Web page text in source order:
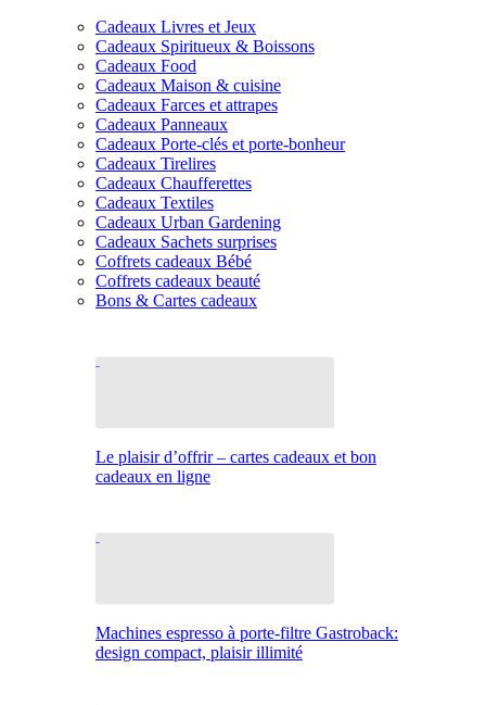
Cadeaux Livres et Jeux
Cadeaux Spiritueux & Boissons
Cadeaux Food
Cadeaux Maison & cuisine
Cadeaux Farces et attrapes
Cadeaux Panneaux
Cadeaux Porte-clés et porte-bonheur
Cadeaux Tirelires
Cadeaux Chaufferettes
Cadeaux Textiles
Cadeaux Urban Gardening
Cadeaux Sachets surprises
Coffrets cadeaux Bébé
Coffrets cadeaux beauté
Bons & Cartes cadeaux
Le plaisir d’offrir – cartes cadeaux et bon
cadeaux en ligne
Machines espresso à porte-filtre Gastroback:
design compact, plaisir illimité